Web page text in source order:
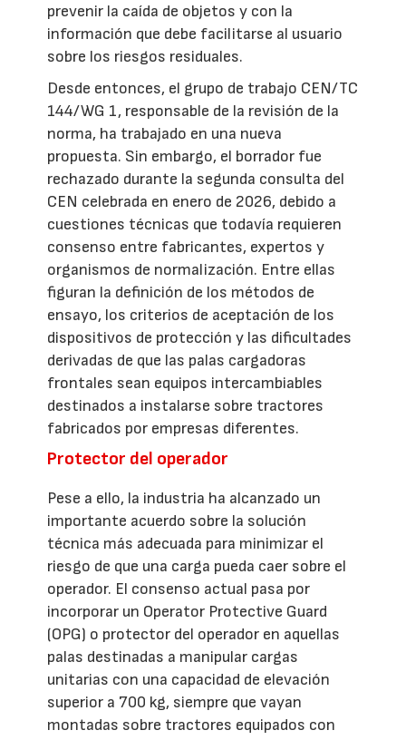
prevenir la caída de objetos y con la
información que debe facilitarse al usuario
sobre los riesgos residuales.
Desde entonces, el grupo de trabajo CEN/TC
144/WG 1, responsable de la revisión de la
norma, ha trabajado en una nueva
propuesta. Sin embargo, el borrador fue
rechazado durante la segunda consulta del
CEN celebrada en enero de 2026, debido a
cuestiones técnicas que todavía requieren
consenso entre fabricantes, expertos y
organismos de normalización. Entre ellas
figuran la definición de los métodos de
ensayo, los criterios de aceptación de los
dispositivos de protección y las dificultades
derivadas de que las palas cargadoras
frontales sean equipos intercambiables
destinados a instalarse sobre tractores
fabricados por empresas diferentes.
Protector del operador
Pese a ello, la industria ha alcanzado un
importante acuerdo sobre la solución
técnica más adecuada para minimizar el
riesgo de que una carga pueda caer sobre el
operador. El consenso actual pasa por
incorporar un Operator Protective Guard
(OPG) o protector del operador en aquellas
palas destinadas a manipular cargas
unitarias con una capacidad de elevación
superior a 700 kg, siempre que vayan
montadas sobre tractores equipados con